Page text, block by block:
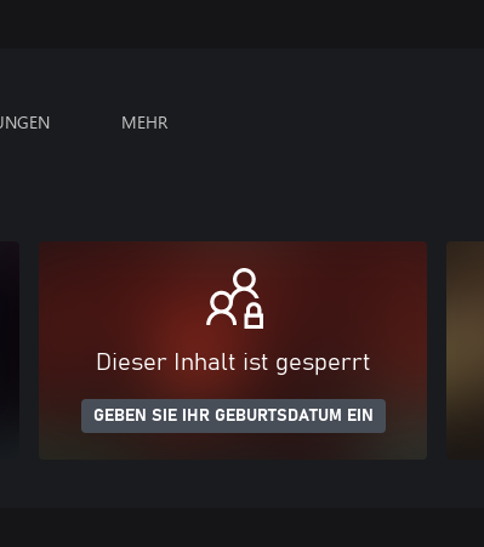
MEHR
Dieser Inhalt ist gesperrt
GEBEN SIE IHR GEBURTSDATUM EIN